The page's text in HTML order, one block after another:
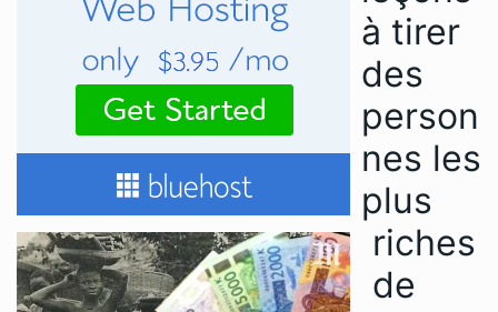
à tirer
des
person
nes les
plus
riches
de